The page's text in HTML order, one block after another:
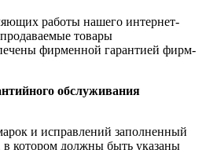
работы нашего интернет-
продаваемые товары
фирменной гарантией фирм-
обслуживания
и исправлений заполненный
в котором должны быть указаны